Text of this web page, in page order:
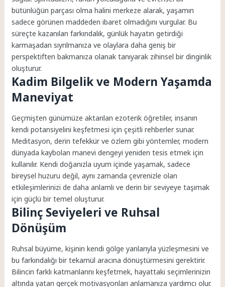
bütünlüğün parçası olma halini merkeze alarak, yaşamın
sadece görünen maddeden ibaret olmadığını vurgular. Bu
süreçte kazanılan farkındalık, günlük hayatın getirdiği
karmaşadan sıyrılmanıza ve olaylara daha geniş bir
perspektiften bakmanıza olanak tanıyarak zihinsel bir dinginlik
oluşturur.
Kadim Bilgelik ve Modern Yaşamda
Maneviyat
Geçmişten günümüze aktarılan ezoterik öğretiler, insanın
kendi potansiyelini keşfetmesi için çeşitli rehberler sunar.
Meditasyon, derin tefekkür ve özlem gibi yöntemler, modern
dünyada kaybolan manevi dengeyi yeniden tesis etmek için
kullanılır. Kendi doğanızla uyum içinde yaşamak, sadece
bireysel huzuru değil, aynı zamanda çevrenizle olan
etkileşimlerinizi de daha anlamlı ve derin bir seviyeye taşımak
için güçlü bir temel oluşturur.
Bilinç Seviyeleri ve Ruhsal
Dönüşüm
Ruhsal büyüme, kişinin kendi gölge yanlarıyla yüzleşmesini ve
bu farkındalığı bir tekamül aracına dönüştürmesini gerektirir.
Bilincin farklı katmanlarını keşfetmek, hayattaki seçimlerinizin
altında yatan gerçek motivasyonları anlamanıza yardımcı olur.